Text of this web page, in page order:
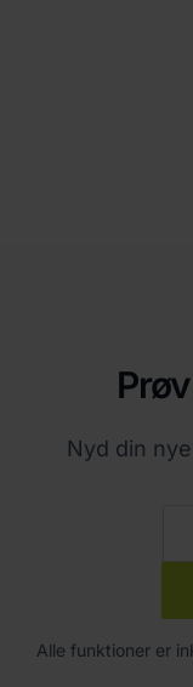
Nyd din
Alle funktioner er